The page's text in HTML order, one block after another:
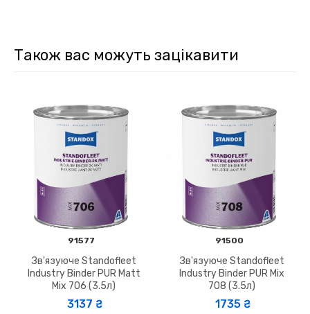
Також вас можуть зацікавити
91577
Зв'язуюче Standofleet
Industry Binder PUR Matt
Mix 706 (3.5л)
3137 ₴
91500
Зв'язуюче Standofleet
Industry Binder PUR Mix
708 (3.5л)
1735 ₴